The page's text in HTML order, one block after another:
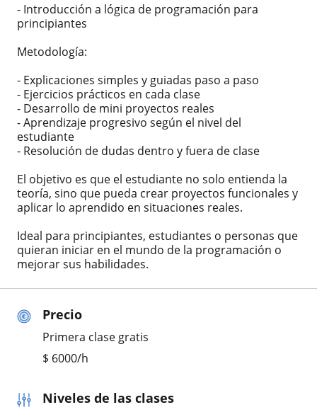
Precio
Primera clase gratis
$ 6000/h
Niveles de las clases
- Introducción a lógica de programación para
principiantes
Metodología:
- Explicaciones simples y guiadas paso a paso
- Ejercicios prácticos en cada clase
- Desarrollo de mini proyectos reales
- Aprendizaje progresivo según el nivel del
estudiante
- Resolución de dudas dentro y fuera de clase
El objetivo es que el estudiante no solo entienda la
teoría, sino que pueda crear proyectos funcionales y
aplicar lo aprendido en situaciones reales.
Ideal para principiantes, estudiantes o personas que
quieran iniciar en el mundo de la programación o
mejorar sus habilidades.